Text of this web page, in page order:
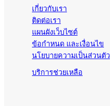
เกี่ยวกับเรา
ติดต่อเรา
แผนผังเว็บไซต์
ข้อกำหนด และเงื่อนไข
นโยบายความเป็นส่วนตัว
บริการช่วยเหลือ